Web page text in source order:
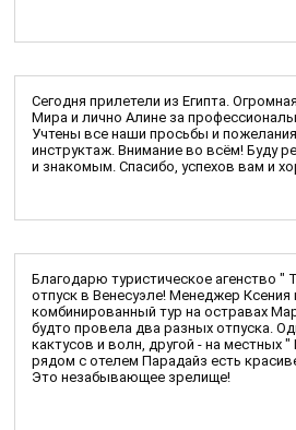
Сегодня прилетели из Египта.
Мира и лично Алине за
Учтены все наши просьбы и
инструктаж. Внимание во всём! Буду
и знакомым. Спасибо, успехов вам и
Благодарю туристическое агенство "
отпуск в Венесуэле! Менеджер
комбинированный тур на остравах
будто провела два разных отпуска.
кактусов и волн, другой - на местных
рядом с отелем Парадайз есть
Это незабывающее зрелище!